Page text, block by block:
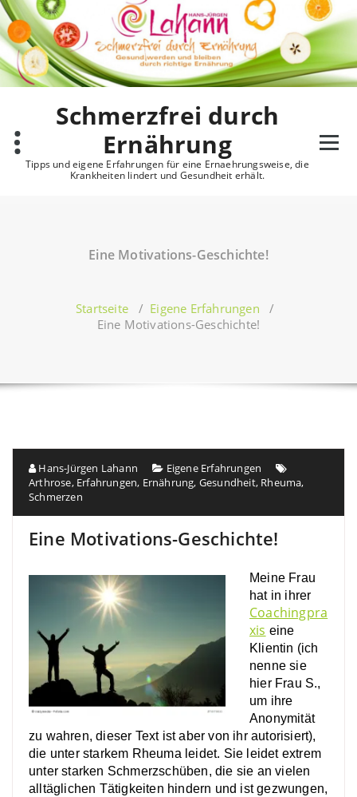
Zum
Inhalt
springen
Schmerzfrei durch
Ernährung
Tipps und eigene Erfahrungen für eine Ernaehrungsweise, die
Krankheiten lindert und Gesundheit erhält.
Eine Motivations-Geschichte!
Startseite/ Eigene Erfahrungen /
Eine Motivations-Geschichte!
Hans-Jürgen Lahann
Eigene Erfahrungen
Arthrose, Erfahrungen, Ernährung, Gesundheit, Rheuma,
Schmerzen
Eine Motivations-Geschichte!
Meine Frau
hat in ihrer
Coachingpra
xis eine
Klientin (ich
nenne sie
hier Frau S.,
um ihre
Anonymität
zu wahren, dieser Text ist aber von ihr autorisiert),
die unter starkem Rheuma leidet. Sie leidet extrem
unter starken Schmerzschüben, die sie an vielen
alltäglichen Tätigkeiten hindern und ist gezwungen,